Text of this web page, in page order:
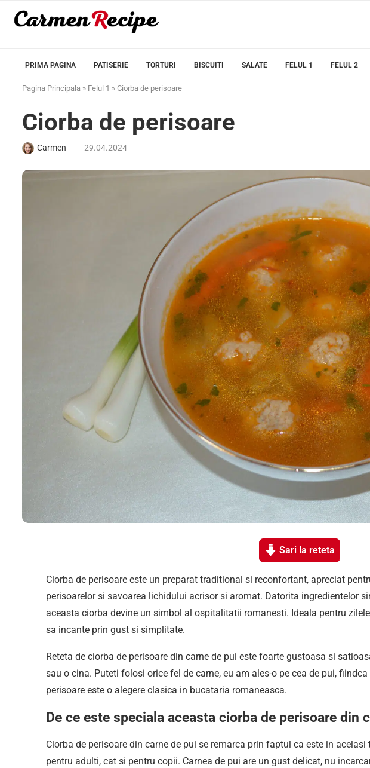
PRIMA PAGINA PATISERIE TORTURI BISCUITI SALATE FELUL 1 FELUL 2
Pagina Principala » Felul 1 » Ciorba de perisoare
Ciorba de perisoare
Carmen 29.04.2024
Sari la reteta
Ciorba de perisoare este un preparat traditional si reconfortant, apreciat
perisoarelor si savoarea lichidului acrisor si aromat. Datorita ingredientelor
aceasta ciorba devine un simbol al ospitalitatii romanesti. Ideala pentru
sa incante prin gust si simplitate.
Reteta de ciorba de perisoare din carne de pui este foarte gustoasa si
sau o cina. Puteti folosi orice fel de carne, eu am ales-o pe cea de pui,
perisoare este o alegere clasica in bucataria romaneasca.
De ce este speciala aceasta ciorba de perisoare din
Ciorba de perisoare din carne de pui se remarca prin faptul ca este in
pentru adulti, cat si pentru copii. Carnea de pui are un gust delicat, nu